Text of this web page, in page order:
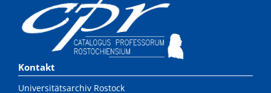
Kontakt
Universitätsarchiv Rostock